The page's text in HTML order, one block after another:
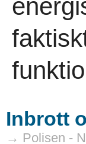
Inbrott
→ Polisen -